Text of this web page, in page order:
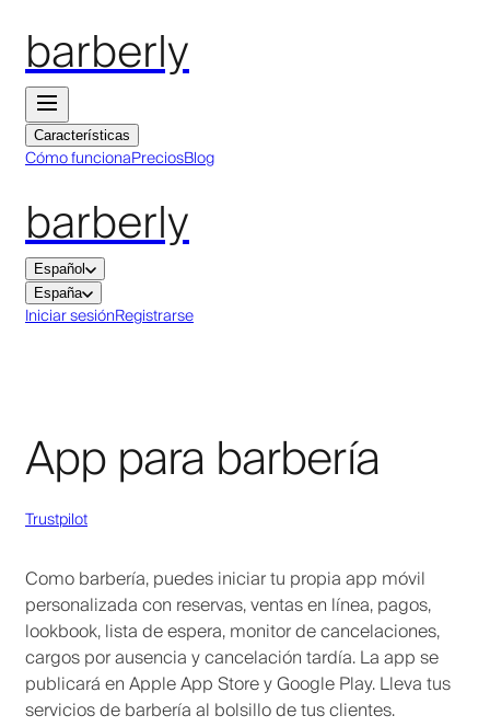
barberly
Características
Cómo funcionaPreciosBlog
barberly
Español
España
Iniciar sesiónRegistrarse
App para barbería
Trustpilot
Como barbería, puedes iniciar tu propia app móvil
personalizada con reservas, ventas en línea, pagos,
lookbook, lista de espera, monitor de cancelaciones,
cargos por ausencia y cancelación tardía. La app se
publicará en Apple App Store y Google Play. Lleva tus
servicios de barbería al bolsillo de tus clientes.